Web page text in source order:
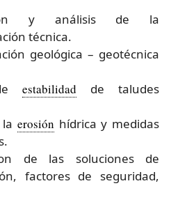
y análisis de la
técnica.
geológica – geotécnica
estabilidad de taludes
erosión hídrica y medidas
de las soluciones de
factores de seguridad,